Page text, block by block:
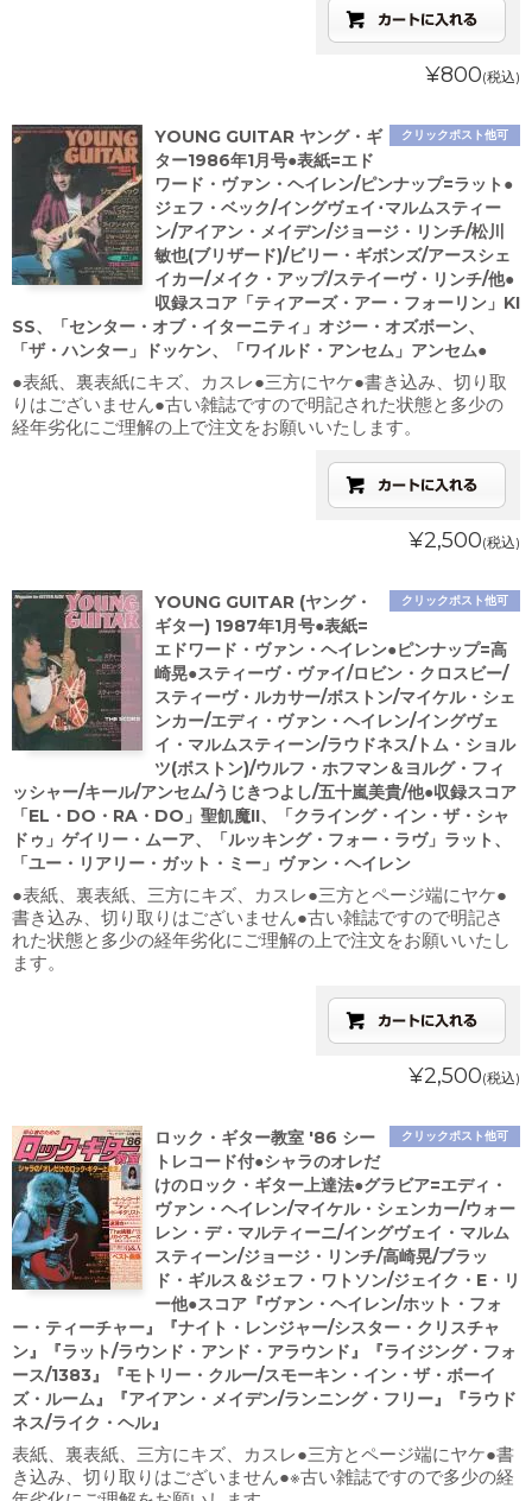
¥800(税込)
クリックポスト他可
YOUNG GUITAR ヤング・ギ
ター1986年1月号●表紙=エド
ワード・ヴァン・ヘイレン/ピンナップ=ラット●
ジェフ・ベック/イングヴェイ･マルムスティー
ン/アイアン・メイデン/ジョージ・リンチ/松川
敏也(ブリザード)/ビリー・ギボンズ/アースシェ
イカー/メイク・アップ/ステイーヴ・リンチ/他●
収録スコア「ティアーズ・アー・フォーリン」KI
SS、「センター・オブ・イターニティ」オジー・オズボーン、
「ザ・ハンター」ドッケン、「ワイルド・アンセム」アンセム●
●表紙、裏表紙にキズ、カスレ●三方にヤケ●書き込み、切り取
りはございません●古い雑誌ですので明記された状態と多少の
経年劣化にご理解の上で注文をお願いいたします。
¥2,500(税込)
クリックポスト他可
YOUNG GUITAR (ヤング・
ギター) 1987年1月号●表紙=
エドワード・ヴァン・ヘイレン●ピンナップ=高
崎晃●スティーヴ・ヴァイ/ロビン・クロスビー/
スティーヴ・ルカサー/ボストン/マイケル・シェ
ンカー/エディ・ヴァン・ヘイレン/イングヴェ
イ・マルムスティーン/ラウドネス/トム・ショル
ツ(ボストン)/ウルフ・ホフマン＆ヨルグ・フィ
ッシャー/キール/アンセム/うじきつよし/五十嵐美貴/他●収録スコア
「EL・DO・RA・DO」聖飢魔II、「クライング・イン・ザ・シャ
ドゥ」ゲイリー・ムーア、「ルッキング・フォー・ラヴ」ラット、
「ユー・リアリー・ガット・ミー」ヴァン・ヘイレン
●表紙、裏表紙、三方にキズ、カスレ●三方とページ端にヤケ●
書き込み、切り取りはございません●古い雑誌ですので明記さ
れた状態と多少の経年劣化にご理解の上で注文をお願いいたし
ます。
¥2,500(税込)
クリックポスト他可
ロック・ギター教室 '86 シー
トレコード付●シャラのオレだ
けのロック・ギター上達法●グラビア=エディ・
ヴァン・ヘイレン/マイケル・シェンカー/ウォー
レン・デ・マルティーニ/イングヴェイ・マルム
スティーン/ジョージ・リンチ/高崎晃/ブラッ
ド・ギルス＆ジェフ・ワトソン/ジェイク・E・リ
ー他●スコア『ヴァン・ヘイレン/ホット・フォ
ー・ティーチャー』『ナイト・レンジャー/シスター・クリスチャ
ン』『ラット/ラウンド・アンド・アラウンド』『ライジング・フォ
ース/1383』『モトリー・クルー/スモーキン・イン・ザ・ボーイ
ズ・ルーム』『アイアン・メイデン/ランニング・フリー』『ラウド
ネス/ライク・ヘル』
表紙、裏表紙、三方にキズ、カスレ●三方とページ端にヤケ●書
き込み、切り取りはございません●※古い雑誌ですので多少の経